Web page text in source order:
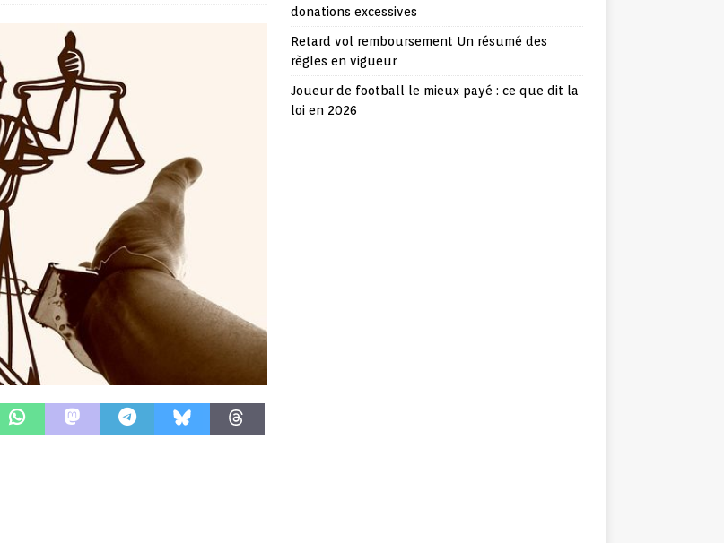
donations excessives
Retard vol remboursement Un résumé des
règles en vigueur
Joueur de football le mieux payé : ce que dit la
loi en 2026